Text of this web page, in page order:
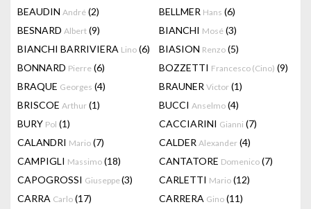
BEAUDIN André (2) BELLMER Hans (6)
BESNARD Albert (9) BIANCHI Mosé (3)
BIANCHI BARRIVIERA Lino (6) BIASION Renzo (5)
BONNARD Pierre (6) BOZZETTI Francesco (Cino) (9)
BRAQUE Georges (4) BRAUNER Victor (1)
BRISCOE Arthur (1) BUCCI Anselmo (4)
BURY Pol (1) CACCIARINI Gianni (7)
CALANDRI Mario (7) CALDER Alexander (4)
CAMPIGLI Massimo (18) CANTATORE Domenico (7)
CAPOGROSSI Giuseppe(3) CARLETTI Mario (12)
CARRA Carlo (17) CARRERA Gino (11)